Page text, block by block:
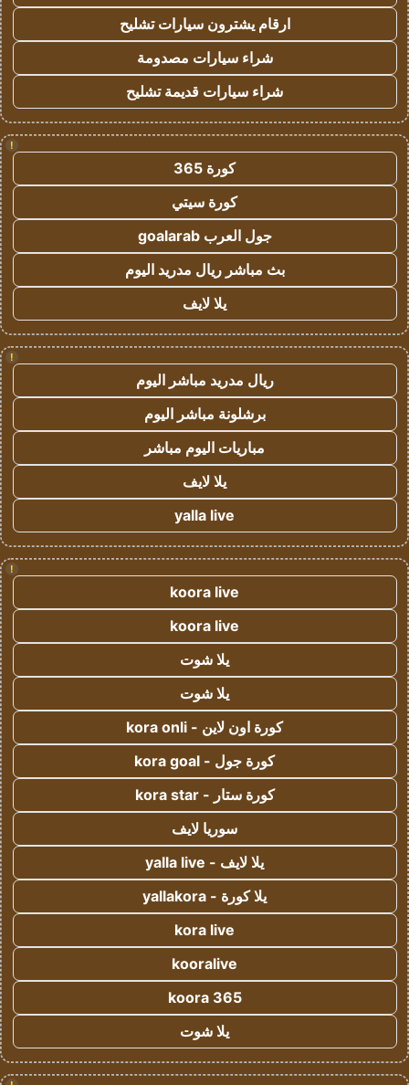
ارقام يشترون سيارات تشليح
شراء سيارات مصدومة
شراء سيارات قديمة تشليح
!
كورة 365
كورة سيتي
جول العرب goalarab
بث مباشر ريال مدريد اليوم
يلا لايف
!
ريال مدريد مباشر اليوم
برشلونة مباشر اليوم
مباريات اليوم مباشر
يلا لايف
yalla live
!
koora live
koora live
يلا شوت
يلا شوت
كورة اون لاين - kora onli
كورة جول - kora goal
كورة ستار - kora star
سوريا لايف
يلا لايف - yalla live
يلا كورة - yallakora
kora live
kooralive
koora 365
يلا شوت